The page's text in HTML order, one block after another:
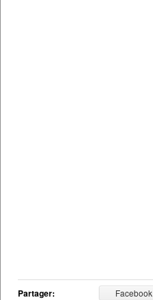
Partager: Facebook